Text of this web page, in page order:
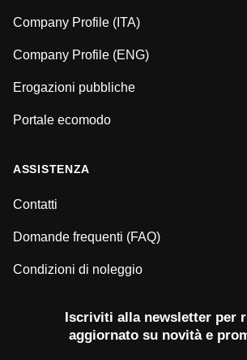
Company Profile (ITA)
Company Profile (ENG)
Erogazioni pubbliche
Portale ecomodo
ASSISTENZA
Contatti
Domande frequenti (FAQ)
Condizioni di noleggio
Iscriviti alla newsletter per
aggiornato su novità e